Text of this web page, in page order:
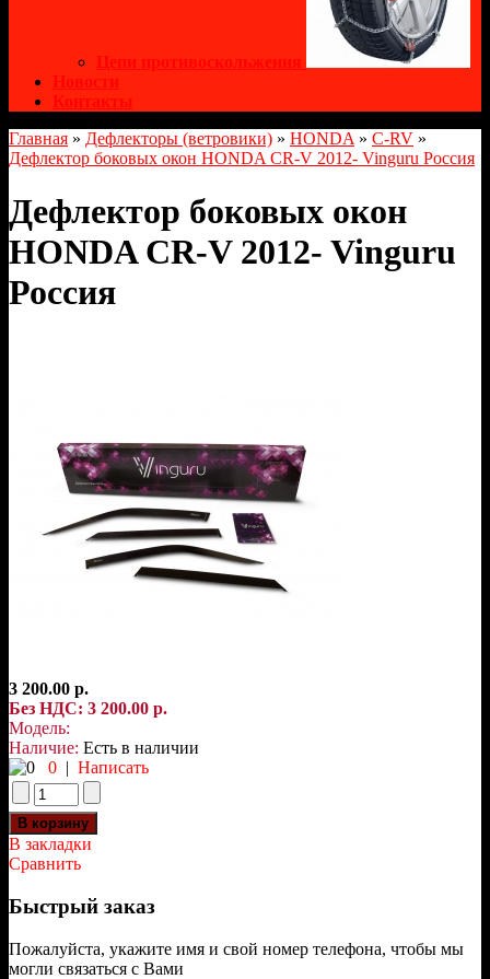
Цепи противоскольжения
Новости
Контакты
Главная » Дефлекторы (ветровики) » HONDA » C-RV »
Дефлектор боковых окон HONDA CR-V 2012- Vinguru Россия
Дефлектор боковых окон
HONDA CR-V 2012- Vinguru
Россия
3 200.00 р.
Без НДС: 3 200.00 р.
Модель:
Наличие: Есть в наличии
0 | Написать
В закладки
Сравнить
Быстрый заказ
Пожалуйста, укажите имя и свой номер телефона, чтобы мы
могли связаться с Вами